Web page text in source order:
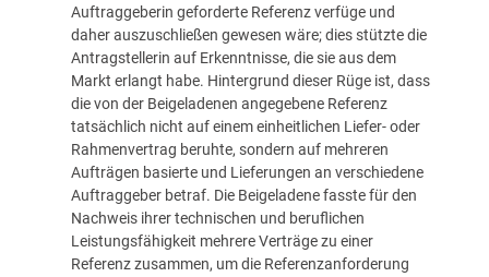
Auftraggeberin geforderte Referenz verfüge und
daher auszuschließen gewesen wäre; dies stützte die
Antragstellerin auf Erkenntnisse, die sie aus dem
Markt erlangt habe. Hintergrund dieser Rüge ist, dass
die von der Beigeladenen angegebene Referenz
tatsächlich nicht auf einem einheitlichen Liefer- oder
Rahmenvertrag beruhte, sondern auf mehreren
Aufträgen basierte und Lieferungen an verschiedene
Auftraggeber betraf. Die Beigeladene fasste für den
Nachweis ihrer technischen und beruflichen
Leistungsfähigkeit mehrere Verträge zu einer
Referenz zusammen, um die Referenzanforderung